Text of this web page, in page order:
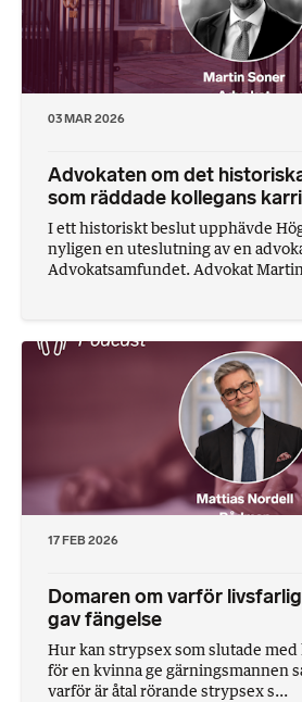
03 MAR 2026
Advokaten om det
som räddade kollegans
I ett historiskt beslut upphävde
nyligen en uteslutning av en
Advokatsamfundet. Advokat
17 FEB 2026
Domaren om varför
gav fängelse
Hur kan strypsex som slutade
för en kvinna ge gärningsmannen
varför är åtal rörande strypsex s...